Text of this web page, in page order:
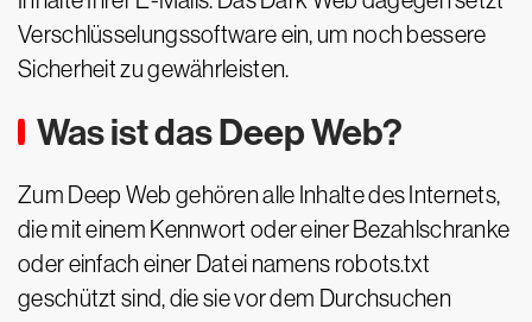
Verschlüsselungssoftware ein, um noch bessere
Sicherheit zu gewährleisten.
Was ist das Deep Web?
Zum Deep Web gehören alle Inhalte des Internets,
die mit einem Kennwort oder einer Bezahlschranke
oder einfach einer Datei namens robots.txt
geschützt sind, die sie vor dem Durchsuchen